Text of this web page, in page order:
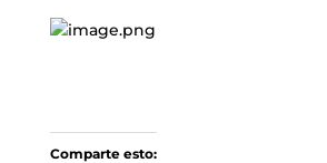
Comparte esto: